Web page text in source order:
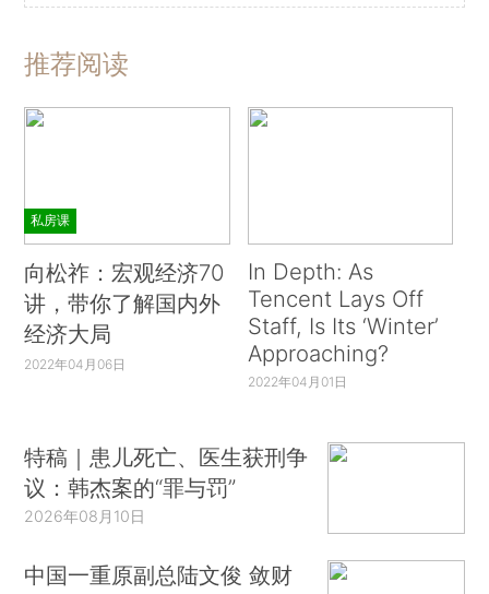
推荐阅读
私房课
向松祚：宏观经济70
讲，带你了解国内外
经济大局
2022年04月06日
In Depth: As
Tencent Lays Off
Staff, Is Its ‘Winter’
Approaching?
2022年04月01日
特稿｜患儿死亡、医生获刑争
议：韩杰案的“罪与罚”
2026年08月10日
中国一重原副总陆文俊 敛财